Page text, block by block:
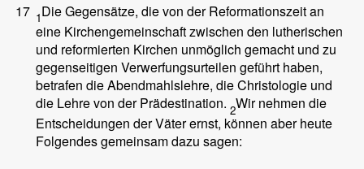
17 1Die Gegensätze, die von der Reformationszeit an
eine Kirchengemeinschaft zwischen den lutherischen
und reformierten Kirchen unmöglich gemacht und zu
gegenseitigen Verwerfungsurteilen geführt haben,
betrafen die Abendmahlslehre, die Christologie und
die Lehre von der Prädestination. 2Wir nehmen die
Entscheidungen der Väter ernst, können aber heute
Folgendes gemeinsam dazu sagen: